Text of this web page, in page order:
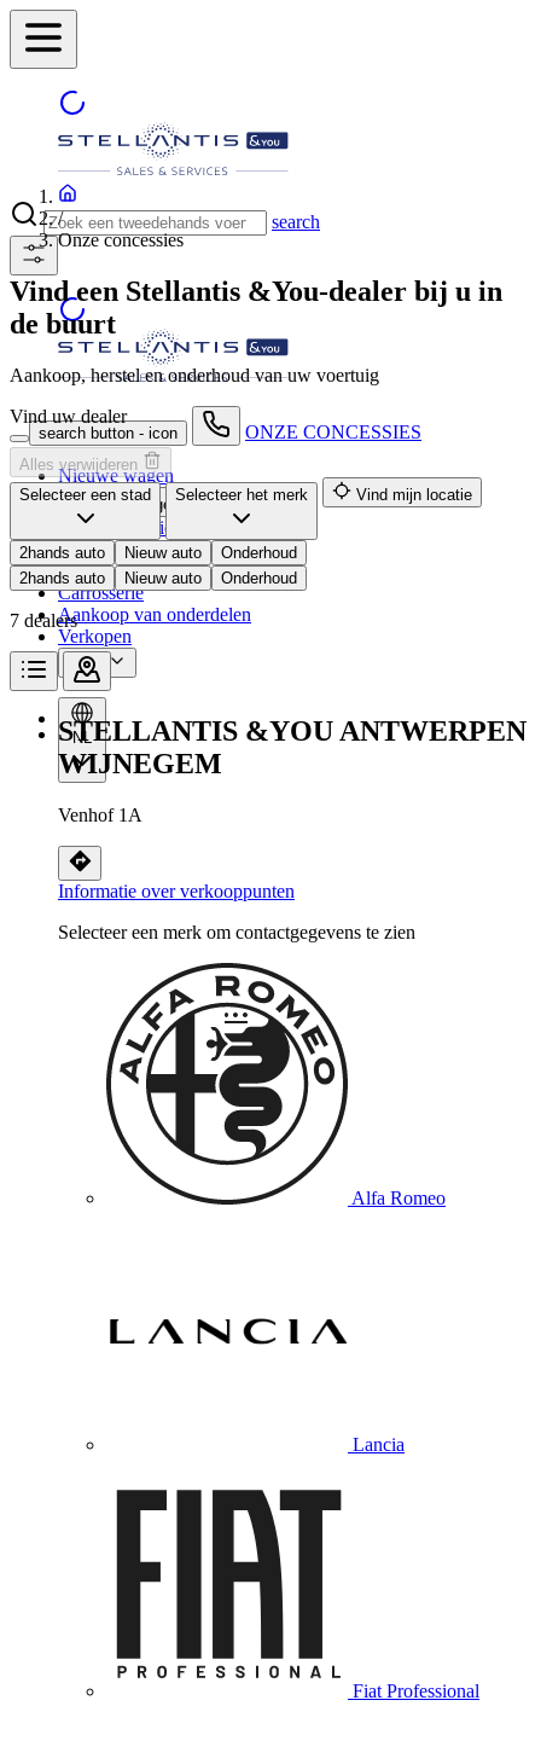
search
search button - icon ONZE CONCESSIES
Nieuwe wagen
2dehandswagen
Onze Promoties
Onderhoud
Carrosserie
Aankoop van onderdelen
Verkopen
Meer
NL
/
Onze concessies
Vind een Stellantis &You-dealer bij u in
de buurt
Aankoop, herstel en onderhoud van uw voertuig
Vind uw dealer
Alles verwijderen
Selecteer een stad
Selecteer het merk Vind mijn locatie
2hands auto Nieuw auto
Onderhoud
2hands auto
Nieuw auto Onderhoud
7 dealers
STELLANTIS &YOU ANTWERPEN
WIJNEGEM
Venhof 1A
Informatie over verkooppunten
Selecteer een merk om contactgegevens te zien
Alfa Romeo
Lancia
Fiat Professional